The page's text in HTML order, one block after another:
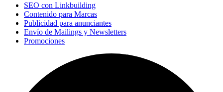
SEO con Linkbuilding
Contenido para Marcas
Publicidad para anunciantes
Envío de Mailings y Newsletters
Promociones